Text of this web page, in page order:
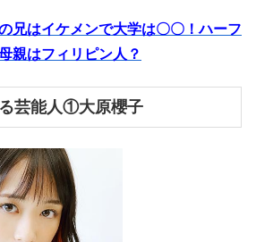
兄はイケメンで大学は〇〇！ハーフ
親はフィリピン人？
芸能人①大原櫻子